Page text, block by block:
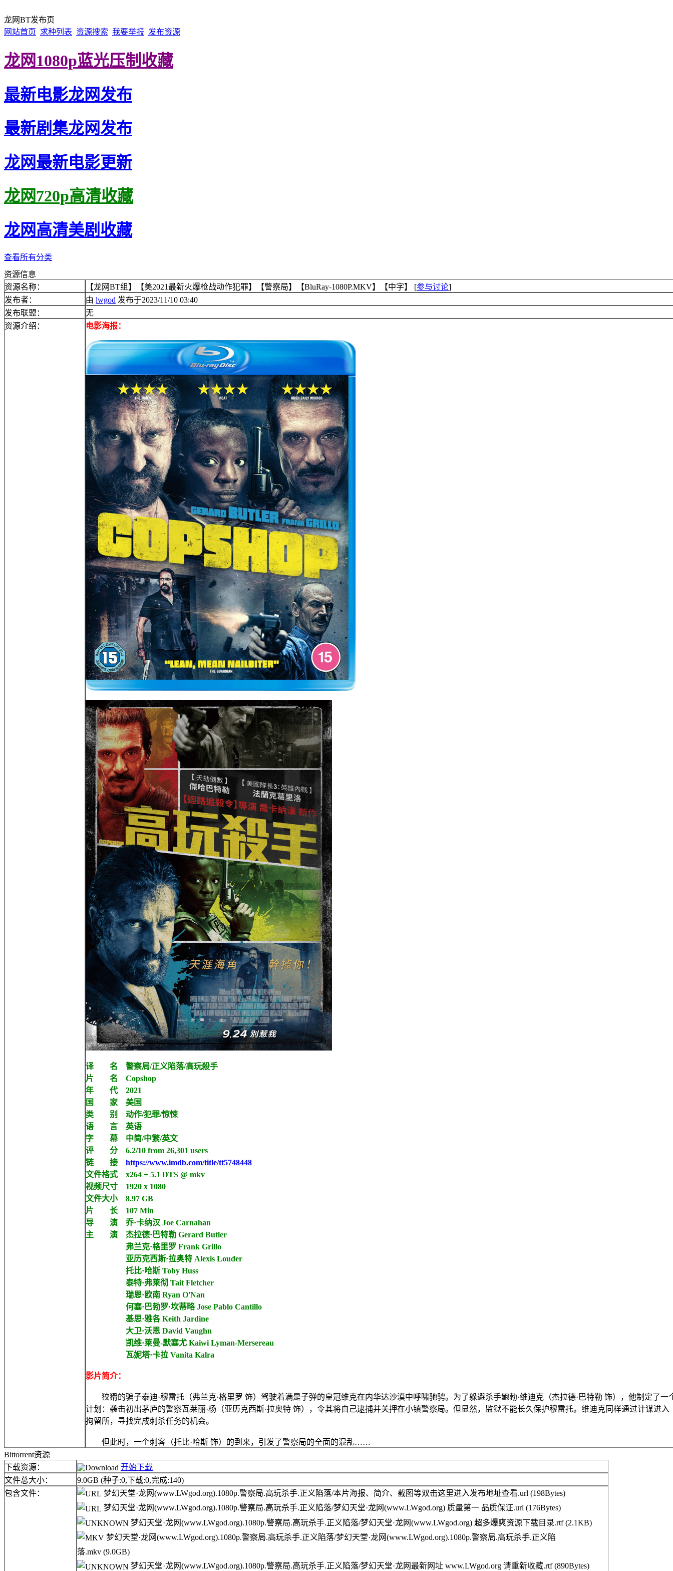
龙网BT发布页
网站首页 求种列表 资源搜索 我要举报 发布资源
龙网1080p蓝光压制收藏
最新电影龙网发布
最新剧集龙网发布
龙网最新电影更新
龙网720p高清收藏
龙网高清美剧收藏
查看所有分类
资源信息
资源名称：
【龙网BT组】【美2021最新火爆枪战动作犯罪】【警察局】【BluRay-1080P.MKV】【中字】 [参与讨论]
发布者：
由 lwgod 发布于2023/11/10 03:40
发布联盟：
无
资源介绍：
电影海报：
译 名 警察局/正义陷落/高玩殺手
片 名 Copshop
年 代 2021
国 家 美国
类 别 动作/犯罪/惊悚
语 言 英语
字 幕 中简/中繁/英文
评 分 6.2/10 from 26,301 users
链 接 https://www.imdb.com/title/tt5748448
文件格式 x264 + 5.1 DTS @ mkv
视频尺寸 1920 x 1080
文件大小 8.97 GB
片 长 107 Min
导 演 乔·卡纳汉 Joe Carnahan
主 演 杰拉德·巴特勒 Gerard Butler
弗兰克·格里罗 Frank Grillo
亚历克西斯·拉奥特 Alexis Louder
托比·哈斯 Toby Huss
泰特·弗莱彻 Tait Fletcher
瑞恩·欧南 Ryan O'Nan
何塞·巴勃罗·坎蒂略 Jose Pablo Cantillo
基思·雅各 Keith Jardine
大卫·沃恩 David Vaughn
凯维·莱曼-默塞尤 Kaiwi Lyman-Mersereau
瓦妮塔·卡拉 Vanita Kalra
影片简介：
狡猾的骗子泰迪·穆雷托（弗兰克·格里罗 饰）驾驶着满是子弹的皇冠维克在内华达沙漠中呼啸驰骋。为了躲避杀手鲍勃·维迪克（杰拉德·巴特勒 饰），他制定了一
计划：袭击初出茅庐的警察瓦莱丽·杨（亚历克西斯·拉奥特 饰），令其将自己逮捕并关押在小镇警察局。但显然，监狱不能长久保护穆雷托。维迪克同样通过计谋进入
拘留所，寻找完成刺杀任务的机会。
但此时，一个刺客（托比·哈斯 饰）的到来，引发了警察局的全面的混乱……
Bittorrent资源
下载资源：
开始下载
文件总大小：
9.0GB (种子:0,下载:0,完成:140)
包含文件：
梦幻天堂·龙网(www.LWgod.org).1080p.警察局.高玩杀手.正义陷落/本片海报、简介、截图等双击这里进入发布地址查看.url (198Bytes)
梦幻天堂·龙网(www.LWgod.org).1080p.警察局.高玩杀手.正义陷落/梦幻天堂·龙网(www.LWgod.org) 质量第一 品质保证.url (176Bytes)
梦幻天堂·龙网(www.LWgod.org).1080p.警察局.高玩杀手.正义陷落/梦幻天堂·龙网(www.LWgod.org) 超多爆爽资源下载目录.rtf(2.1KB)
梦幻天堂·龙网(www.LWgod.org).1080p.警察局.高玩杀手.正义陷落/梦幻天堂·龙网(www.LWgod.org).1080p.警察局.高玩杀手.正义陷
落.mkv (9.0GB)
梦幻天堂·龙网(www.LWgod.org).1080p.警察局.高玩杀手.正义陷落/梦幻天堂·龙网最新网址 www.LWgod.org 请重新收藏.rtf(890Bytes)